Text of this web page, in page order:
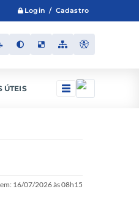
Login / Cadastro
ÚTEIS
16/07/2026 às 08h15